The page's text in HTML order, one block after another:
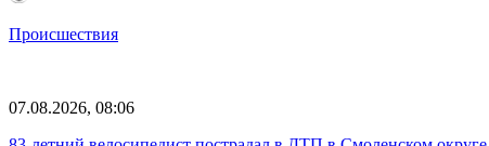
Происшествия
07.08.2026, 08:06